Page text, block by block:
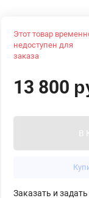
Этот товар
недоступен для
заказа
13 800
В
Заказать и